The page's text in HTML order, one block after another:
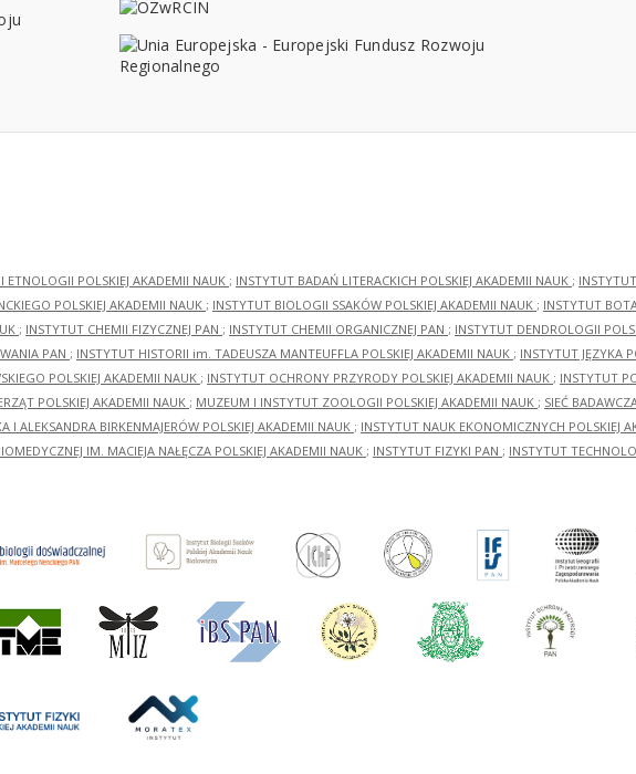
ETNOLOGII POLSKIEJ AKADEMII NAUK ; INSTYTUT BADAŃ LITERACKICH POLSKIEJ AKADEMII NAUK ;
POLSKIEJ AKADEMII NAUK ; INSTYTUT BIOLOGII SSAKÓW POLSKIEJ AKADEMII NAUK ; INSTYTUT
; INSTYTUT CHEMII FIZYCZNEJ PAN ; INSTYTUT CHEMII ORGANICZNEJ PAN ; INSTYTUT DENDROLOGII
PAN ; INSTYTUT HISTORII im. TADEUSZA MANTEUFFLA POLSKIEJ AKADEMII NAUK ; INSTYTUT JĘZYKA
POLSKIEJ AKADEMII NAUK ; INSTYTUT OCHRONY PRZYRODY POLSKIEJ AKADEMII NAUK ; INSTYTUT
POLSKIEJ AKADEMII NAUK ; MUZEUM I INSTYTUT ZOOLOGII POLSKIEJ AKADEMII NAUK ; SIEĆ
ALEKSANDRA BIRKENMAJERÓW POLSKIEJ AKADEMII NAUK ; INSTYTUT NAUK EKONOMICZNYCH POLSKIEJ
IM. MACIEJA NAŁĘCZA POLSKIEJ AKADEMII NAUK ; INSTYTUT FIZYKI PAN ; INSTYTUT